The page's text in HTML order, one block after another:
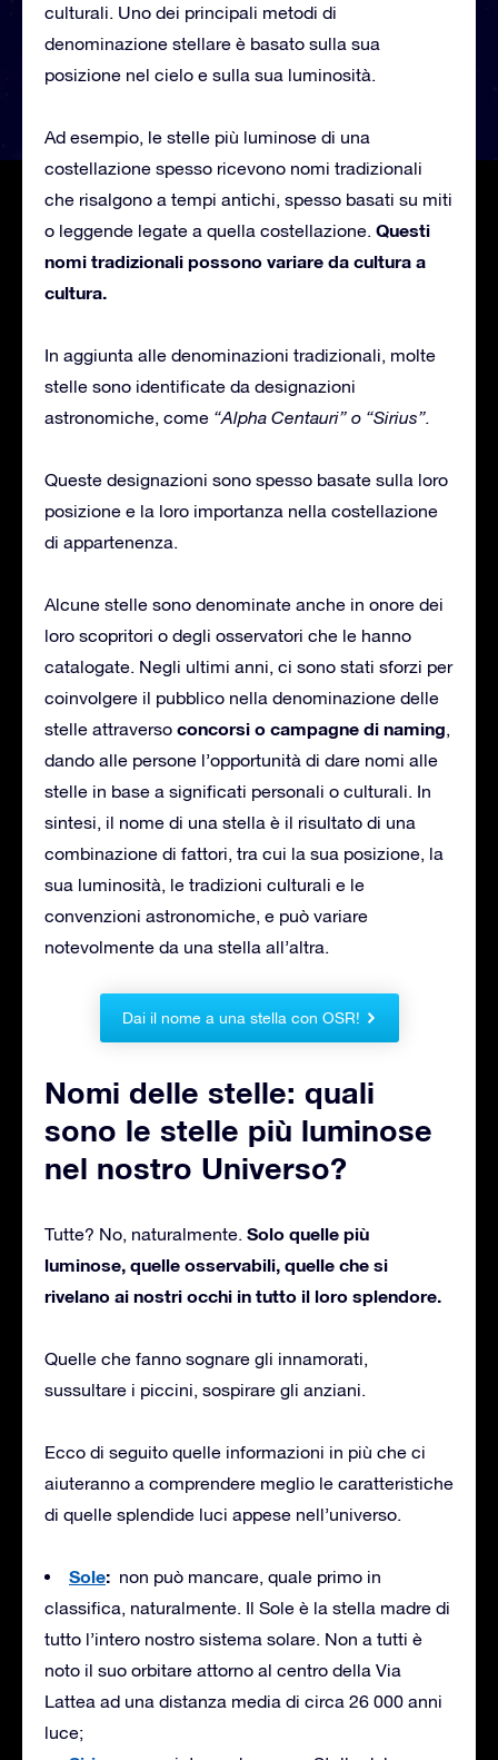
culturali. Uno dei principali metodi di
denominazione stellare è basato sulla sua
posizione nel cielo e sulla sua luminosità.
Ad esempio, le stelle più luminose di una
costellazione spesso ricevono nomi tradizionali
che risalgono a tempi antichi, spesso basati su miti
o leggende legate a quella costellazione. Questi
nomi tradizionali possono variare da cultura a
cultura.
In aggiunta alle denominazioni tradizionali, molte
stelle sono identificate da designazioni
astronomiche, come “Alpha Centauri” o “Sirius”.
Queste designazioni sono spesso basate sulla loro
posizione e la loro importanza nella costellazione
di appartenenza.
Alcune stelle sono denominate anche in onore dei
loro scopritori o degli osservatori che le hanno
catalogate. Negli ultimi anni, ci sono stati sforzi per
coinvolgere il pubblico nella denominazione delle
stelle attraverso concorsi o campagne di naming,
dando alle persone l’opportunità di dare nomi alle
stelle in base a significati personali o culturali. In
sintesi, il nome di una stella è il risultato di una
combinazione di fattori, tra cui la sua posizione, la
sua luminosità, le tradizioni culturali e le
convenzioni astronomiche, e può variare
notevolmente da una stella all’altra.
Dai il nome a una stella con OSR!
Nomi delle stelle: quali
sono le stelle più luminose
nel nostro Universo?
Tutte? No, naturalmente. Solo quelle più
luminose, quelle osservabili, quelle che si
rivelano ai nostri occhi in tutto il loro splendore.
Quelle che fanno sognare gli innamorati,
sussultare i piccini, sospirare gli anziani.
Ecco di seguito quelle informazioni in più che ci
aiuteranno a comprendere meglio le caratteristiche
di quelle splendide luci appese nell’universo.
Sole: non può mancare, quale primo in
classifica, naturalmente. Il Sole è la stella madre di
tutto l’intero nostro sistema solare. Non a tutti è
noto il suo orbitare attorno al centro della Via
Lattea ad una distanza media di circa 26 000 anni
luce;